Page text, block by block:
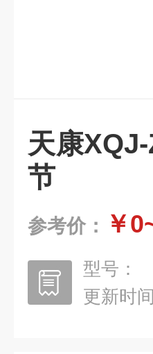
天康
节
参考价： ￥
型号：
更新时间